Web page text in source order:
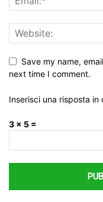
Save my name,
next time I comment.
Inserisci una risposta in
3 × 5 =